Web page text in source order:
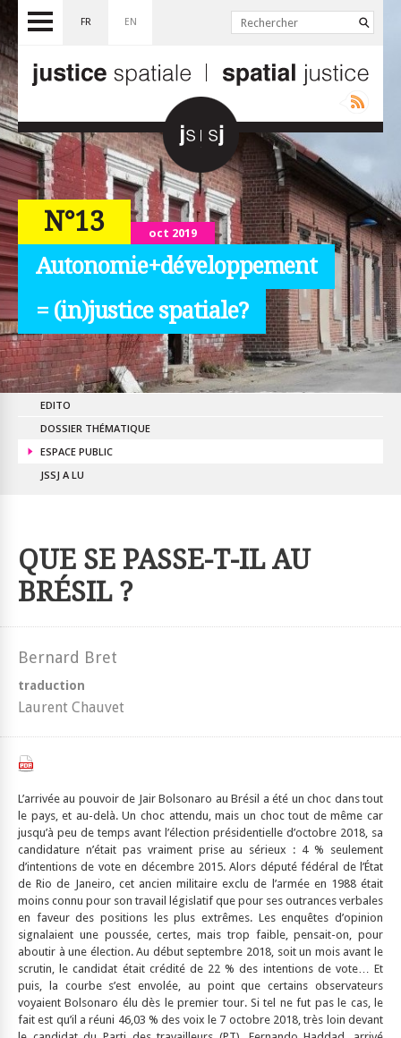
FR EN
oct 2019
N°13
Autonomie+développement
= (in)justice spatiale?
EDITO
DOSSIER THÉMATIQUE
ESPACE PUBLIC
JSSJ A LU
QUE SE PASSE-T-IL AU
BRÉSIL ?
Bernard Bret
traduction
Laurent Chauvet
L’arrivée au pouvoir de Jair Bolsonaro au Brésil a été un choc dans tout
le pays, et au-delà. Un choc attendu, mais un choc tout de même car
jusqu’à peu de temps avant l’élection présidentielle d’octobre 2018, sa
candidature n’était pas vraiment prise au sérieux : 4 % seulement
d’intentions de vote en décembre 2015. Alors député fédéral de l’État
de Rio de Janeiro, cet ancien militaire exclu de l’armée en 1988 était
moins connu pour son travail législatif que pour ses outrances verbales
en faveur des positions les plus extrêmes. Les enquêtes d’opinion
signalaient une poussée, certes, mais trop faible, pensait-on, pour
aboutir à une élection. Au début septembre 2018, soit un mois avant le
scrutin, le candidat était crédité de 22 % des intentions de vote… Et
puis, la courbe s’est envolée, au point que certains observateurs
voyaient Bolsonaro élu dès le premier tour. Si tel ne fut pas le cas, le
fait est qu’il a réuni 46,03 % des voix le 7 octobre 2018, très loin devant